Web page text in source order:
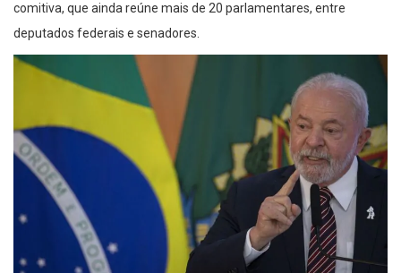
comitiva, que ainda reúne mais de 20 parlamentares, entre
deputados federais e senadores.